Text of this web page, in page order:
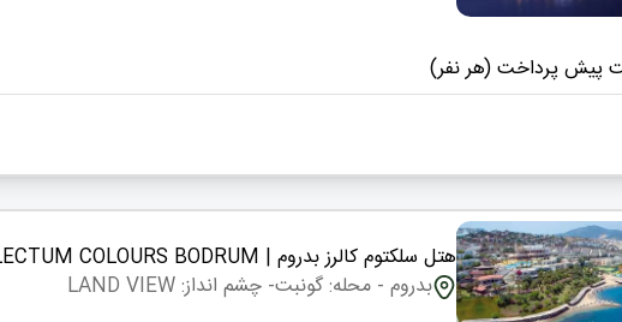
پیش پرداخت (هر نفر)
هتل سلکتوم کالرز بدروم | SELECTUM COLOURS BODRUM
بدروم - محله: گونبت- چشم انداز: LAND VIEW